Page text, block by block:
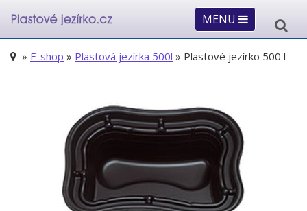
MENU
» E-shop » Plastová jezírka 500l » Plastové jezírko 500 l